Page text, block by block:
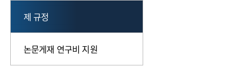
제 규정
논문게재 연구비 지원